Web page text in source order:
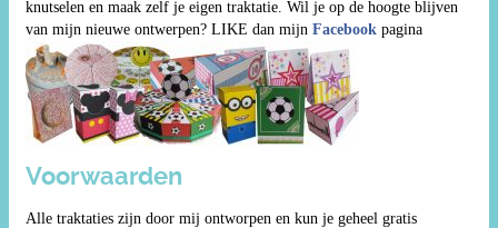
knutselen en maak zelf je eigen traktatie. Wil je op de hoogte blijven
van mijn nieuwe ontwerpen? LIKE dan mijn Facebook pagina
Voorwaarden
Alle traktaties zijn door mij ontworpen en kun je geheel gratis